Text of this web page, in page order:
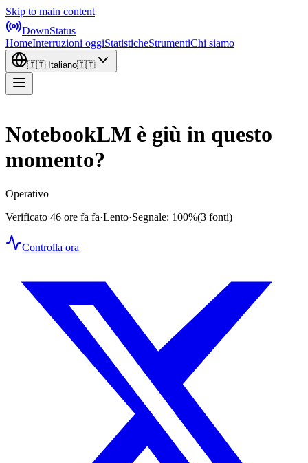
Skip to main content
DownStatus
HomeInterruzioni oggiStatisticheStrumentiChi siamo
🇮🇹 Italiano🇮🇹
NotebookLM è giù in questo
momento?
Operativo
Verificato 46 ore fa fa·Lento·Segnale: 100%(3 fonti)
Controlla ora